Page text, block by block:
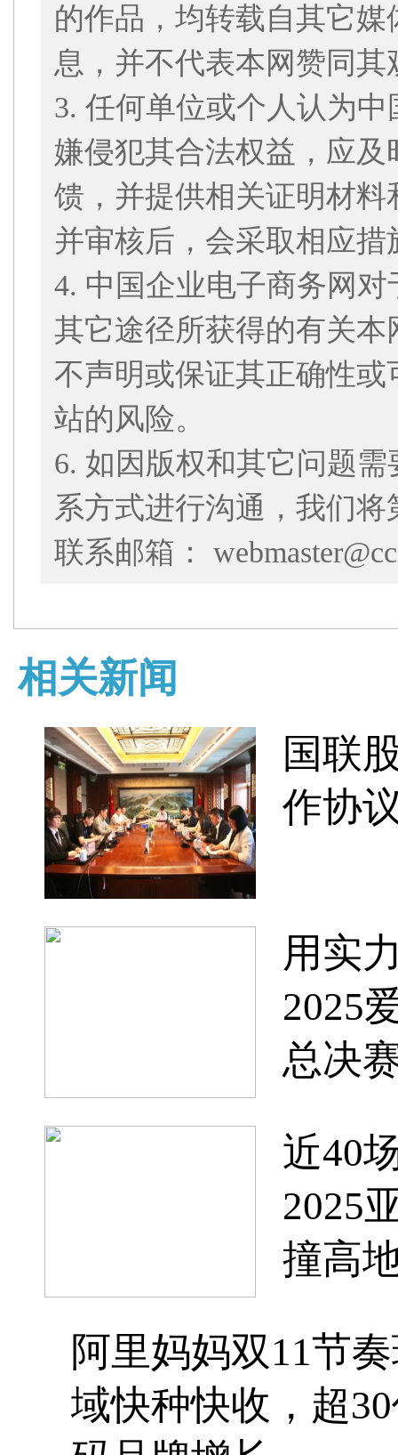
的作品，均转载自其它
息，并不代表本网赞同
3. 任何单位或个人认为
嫌侵犯其合法权益，应
馈，并提供相关证明材
并审核后，会采取相应措
4. 中国企业电子商务网
其它途径所获得的有关
不声明或保证其正确性
站的风险。
6. 如因版权和其它问题
系方式进行沟通，我们
联系邮箱：
相关新闻
国联
作协
用实
2025
总决
近40
2025
撞高
阿里妈妈双11节
域快种快收，超